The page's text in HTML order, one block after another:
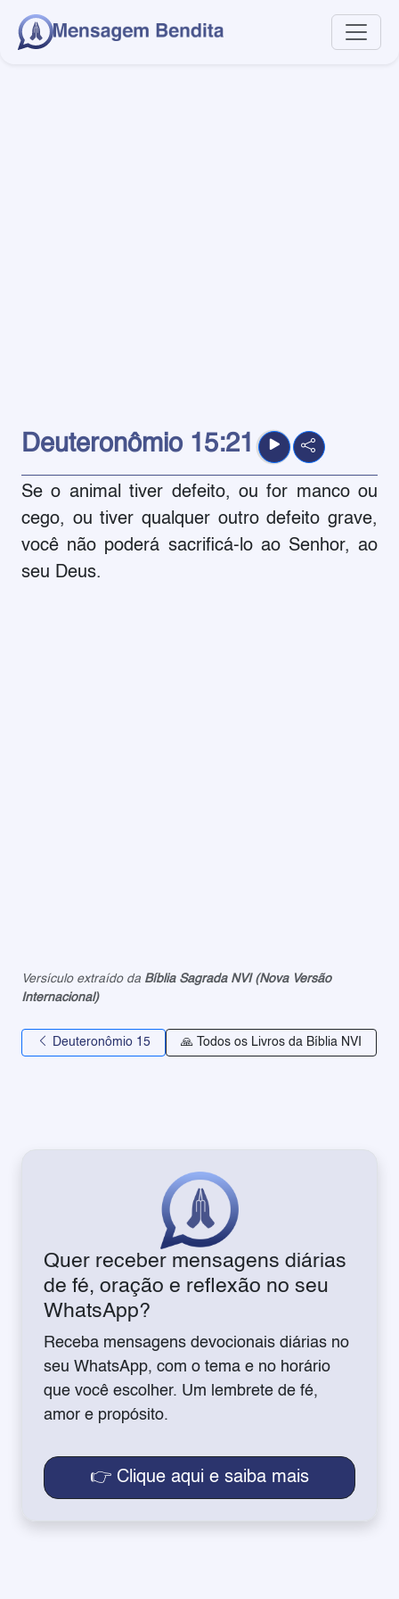
Deuteronômio15:21
Se o animal tiver defeito, ou for manco ou
cego, ou tiver qualquer outro defeito grave,
você não poderá sacrificá-lo ao Senhor, ao
seu Deus.
Versículo extraído da Bíblia Sagrada NVI (Nova Versão
Internacional)
Deuteronômio 15 🙏 Todos os Livros da Bíblia NVI
Quer receber mensagens diárias
de fé, oração e reflexão no seu
WhatsApp?
Receba mensagens devocionais diárias no
seu WhatsApp, com o tema e no horário
que você escolher. Um lembrete de fé,
amor e propósito.
👉 Clique aqui e saiba mais